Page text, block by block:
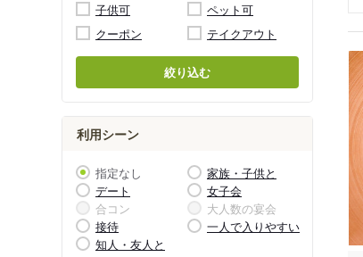
子供可
ペット可
クーポン
テイクアウト
絞り込む
利用シーン
指定なし
家族・子供と
デート
女子会
合コン
大人数の宴会
接待
一人で入りやすい
知人・友人と